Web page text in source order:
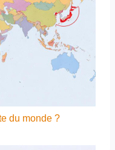
du monde ?